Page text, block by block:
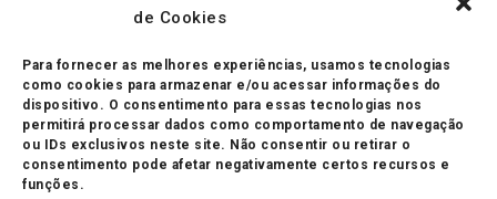
de Cookies
Para fornecer as melhores experiências, usamos tecnologias
como cookies para armazenar e/ou acessar informações do
dispositivo. O consentimento para essas tecnologias nos
permitirá processar dados como comportamento de navegação
ou IDs exclusivos neste site. Não consentir ou retirar o
consentimento pode afetar negativamente certos recursos e
funções.
ADICIONAR AO CARRINHO
Adesivos
R$5.00